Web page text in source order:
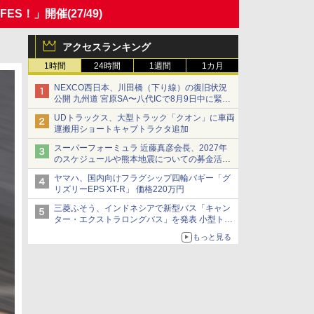
！」開催(27/49)
アクセスランキング
1時間 24時間 1週間 1カ月
NEXCO西日本、川田橋（下り線）の復旧状況
公開 九州道 宮原SA〜八代ICで8月9日中に緊急
車両を通行可能に
UDトラックス、大型トラック「クオン」に車両
運搬用ショートキャブトラクタ追加
スーパーフォーミュラ 近藤真彦会長、2027年
のスケジュールや熊本地震についての募金活動
を紹介
ヤマハ、国内向けフラグシップ四輪バギー「グ
リズリーEPS XT-R」 価格220万円
三菱ふそう、インドネシアで新型バス「キャン
ター・エクストラロングバス」を発表 小型トラ
ックベースの観光・旅客輸送向けバス
もっと見る